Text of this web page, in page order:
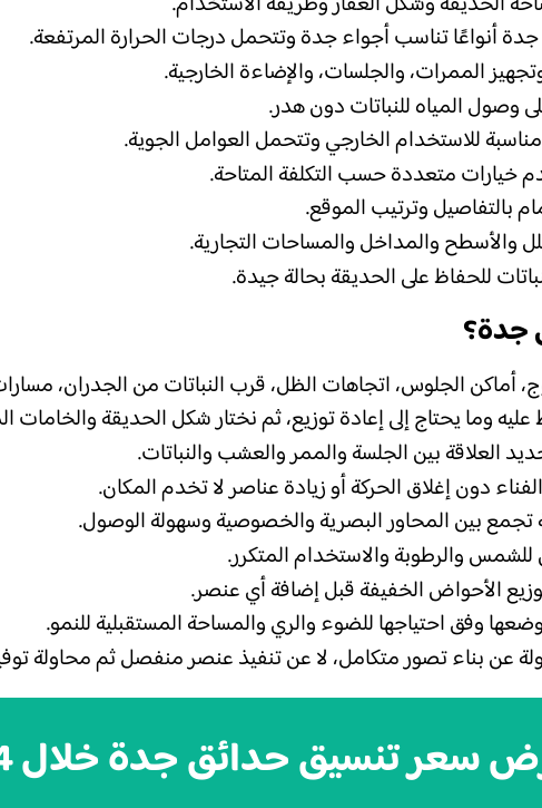
أنواعًا تناسب أجواء جدة وتتحمل درجات الحرارة المرتفعة.
الممرات، والجلسات، والإضاءة الخارجية.
وصول المياه للنباتات دون هدر.
للاستخدام الخارجي وتتحمل العوامل الجوية.
خيارات متعددة حسب التكلفة المتاحة.
بالتفاصيل وترتيب الموقع.
والأسطح والمداخل والمساحات التجارية.
للحفاظ على الحديقة بحالة جيدة.
جدة؟
الجلوس، اتجاهات الظل، قرب النباتات من الجدران،
يحتاج إلى إعادة توزيع، ثم نختار شكل الحديقة والخامات
العلاقة بين الجلسة والممر والعشب والنباتات.
دون إغلاق الحركة أو زيادة عناصر لا تخدم المكان.
بين المحاور البصرية والخصوصية وسهولة الوصول.
والرطوبة والاستخدام المتكرر.
الأحواض الخفيفة قبل إضافة أي عنصر.
وفق احتياجها للضوء والري والمساحة المستقبلية للنمو.
عن بناء تصور متكامل، لا عن تنفيذ عنصر منفصل ثم محاولة
تنسيق حدائق جدة خلال 24 ساعة